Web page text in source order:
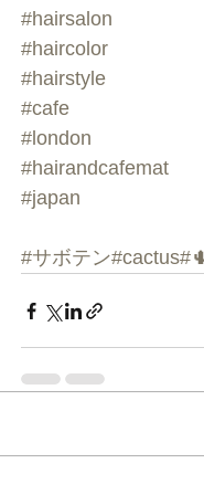
#hairsalon
#haircolor
#hairstyle
#cafe
#london
#hairandcafemat
#japan
#サボテン#cactus#